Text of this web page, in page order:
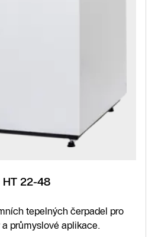
HT 22-48
tepelných čerpadel pro
průmyslové aplikace.